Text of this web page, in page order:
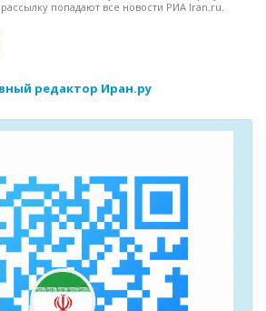
попадают все новости РИА Iran.ru.
редактор Иран.ру